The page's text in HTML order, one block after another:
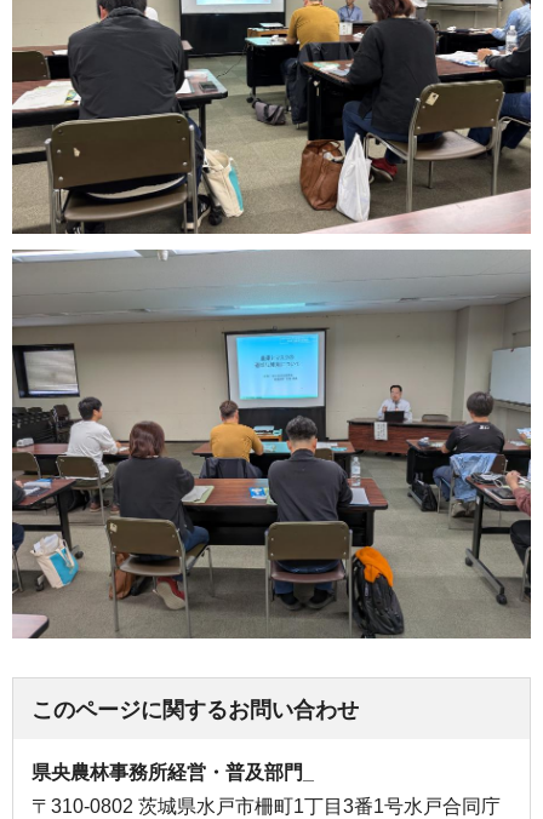
このページに関するお問い合わせ
県央農林事務所経営・普及部門_
〒310-0802 茨城県水戸市柵町1丁目3番1号水戸合同庁